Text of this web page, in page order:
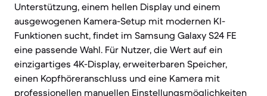
Unterstützung, einem hellen Display und einem
ausgewogenen Kamera-Setup mit modernen KI-
Funktionen sucht, findet im Samsung Galaxy S24 FE
eine passende Wahl. Für Nutzer, die Wert auf ein
einzigartiges 4K-Display, erweiterbaren Speicher,
einen Kopfhöreranschluss und eine Kamera mit
professionellen manuellen Einstellungsmöglichkeiten